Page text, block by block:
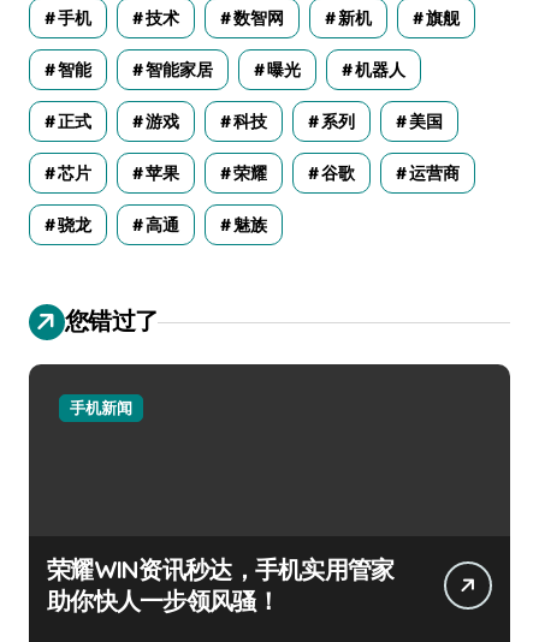
手机 技术 数智网 新机 旗舰
智能 智能家居 曝光 机器人
正式 游戏 科技 系列 美国
芯片 苹果 荣耀 谷歌 运营商
骁龙 高通 魅族
您错过了
手机新闻
荣耀WIN资讯秒达，手机实用管家
助你快人一步领风骚！